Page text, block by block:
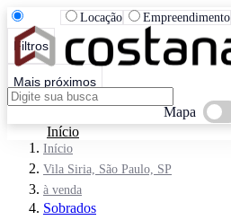
Início
Locação Empreendimento
Filtros
Mais próximos
Mapa
Início
Vila Siria, São Paulo, SP
à venda
Sobrados